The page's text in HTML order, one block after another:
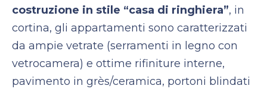
costruzione in stile “casa di ringhiera”, in
cortina, gli appartamenti sono caratterizzati
da ampie vetrate (serramenti in legno con
vetrocamera) e ottime rifiniture interne,
pavimento in grès/ceramica, portoni blindati